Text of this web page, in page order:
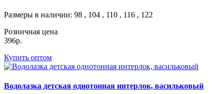
Размеры в наличии: 98 , 104 , 110 , 116 , 122
Розничная цена
396р.
Купить оптом
Водолазка детская однотонная интерлок, васильковый